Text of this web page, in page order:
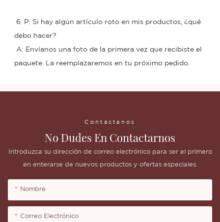
debo hacer?
paquete. La reemplazaremos en tu próximo pedido.
Contáctanos
No Dudes En Contactarnos
Introduzca su dirección de correo electrónico para ser el primero
en enterarse de nuevos productos y ofertas especiales.
Nombre
Correo Electrónico